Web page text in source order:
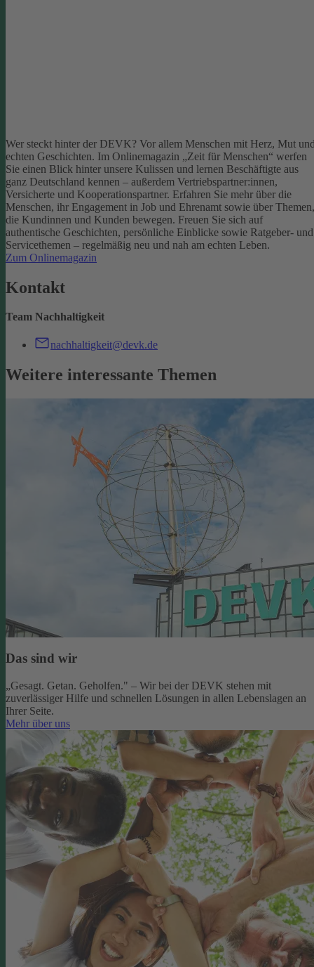
Wer steckt hinter der DEVK? Vor allem Menschen mit Herz, Mut
echten Geschichten. Im Onlinemagazin „Zeit für Menschen“ werfen
Sie einen Blick hinter unsere Kulissen und lernen Beschäftigte aus
ganz Deutschland kennen – außerdem Vertriebspartner:innen,
Versicherte und Kooperationspartner. Erfahren Sie mehr über die
Menschen, ihr Engagement in Job und Ehrenamt sowie über Themen,
die Kundinnen und Kunden bewegen. Freuen Sie sich auf
authentische Geschichten, persönliche Einblicke sowie Ratgeber- und
Servicethemen – regelmäßig neu und nah am echten Leben.
Zum Onlinemagazin
Kontakt
Team Nachhaltigkeit
nachhaltigkeit@devk.de
Weitere interessante Themen
Das sind wir
„Gesagt. Getan. Geholfen." – Wir bei der DEVK stehen mit
zuverlässiger Hilfe und schnellen Lösungen in allen Lebenslagen an
Ihrer Seite.
Mehr über uns